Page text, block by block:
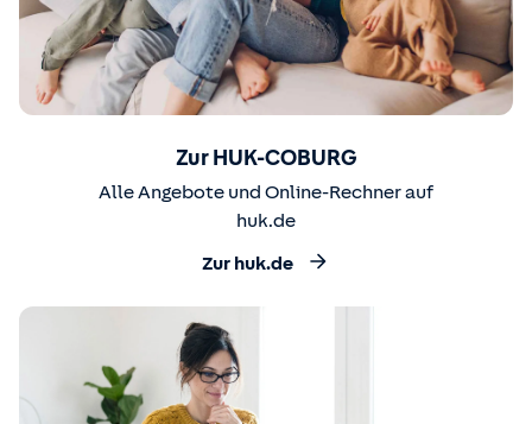
Zur HUK-COBURG
Alle Angebote und Online-Rechner auf
huk.de
Zur huk.de